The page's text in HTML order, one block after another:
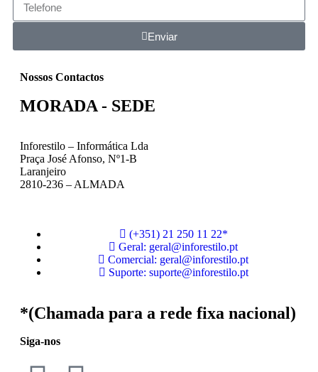
Enviar
Nossos Contactos
MORADA - SEDE
Inforestilo – Informática Lda
Praça José Afonso, Nº1-B
Laranjeiro
2810-236 – ALMADA
(+351) 21 250 11 22*
Geral: geral@inforestilo.pt
Comercial: geral@inforestilo.pt
Suporte: suporte@inforestilo.pt
*(Chamada para a rede fixa nacional)
Siga-nos